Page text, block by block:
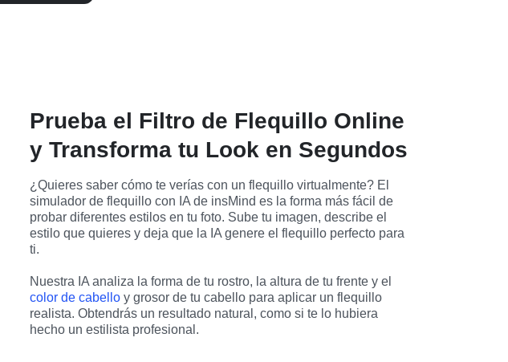
Prueba el Filtro de Flequillo Online
y Transforma tu Look en Segundos
¿Quieres saber cómo te verías con un flequillo virtualmente? El
simulador de flequillo con IA de insMind es la forma más fácil de
probar diferentes estilos en tu foto. Sube tu imagen, describe el
estilo que quieres y deja que la IA genere el flequillo perfecto para
ti.
color de cabello y grosor de tu cabello para aplicar un flequillo
realista. Obtendrás un resultado natural, como si te lo hubiera
hecho un estilista profesional.